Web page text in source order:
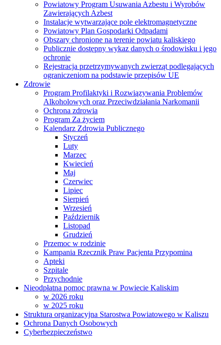
Powiatowy Program Usuwania Azbestu i Wyrobów
Zawierających Azbest
Instalacje wytwarzające pole elektromagnetyczne
Powiatowy Plan Gospodarki Odpadami
Obszary chronione na terenie powiatu kaliskiego
Publicznie dostępny wykaz danych o środowisku i jego
ochronie
Rejestracja przetrzymywanych zwierząt podlegających
ograniczeniom na podstawie przepisów UE
Zdrowie
Program Profilaktyki i Rozwiązywania Problemów
Alkoholowych oraz Przeciwdziałania Narkomanii
Ochrona zdrowia
Program Za życiem
Kalendarz Zdrowia Publicznego
Styczeń
Luty
Marzec
Kwiecień
Maj
Czerwiec
Lipiec
Sierpień
Wrzesień
Październik
Listopad
Grudzień
Przemoc w rodzinie
Kampania Rzecznik Praw Pacjenta Przypomina
Apteki
Szpitale
Przychodnie
Nieodpłatna pomoc prawna w Powiecie Kaliskim
w 2026 roku
w 2025 roku
Struktura organizacyjna Starostwa Powiatowego w Kaliszu
Ochrona Danych Osobowych
Cyberbezpieczeństwo